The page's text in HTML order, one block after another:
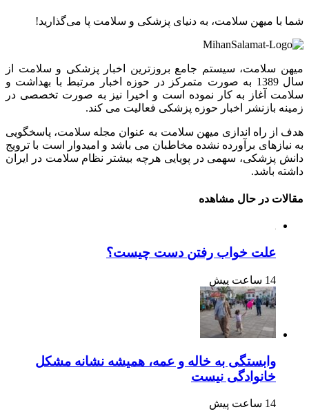
شما با میهن سلامت، به دنیای پزشکی و سلامت پا می‌گذارید!
میهن سلامت، سیستم جامع بروزترین اخبار پزشکی و سلامت از
سال 1389 به صورت متمرکز در حوزه اخبار مرتبط با بهداشت و
سلامت آغاز به کار نموده است و اخیرا نیز به صورت تخصصی در
زمینه بازنشر اخبار حوزه پزشکی فعالیت می کند.
هدف از راه اندازی میهن سلامت به عنوان مجله سلامت، پاسخگویی
به نیازهای برآورده نشده مخاطبان می باشد و امیدوار است با ترویج
دانش پزشکی، سهمی در پویایی هرچه بیشتر نظام سلامت در ایران
داشته باشد.
مقالات در حال مشاهده
علت خواب رفتن دست چیست؟
14 ساعت پیش
وابستگی به خاله و عمه، همیشه نشانه مشکل
خانوادگی نیست
14 ساعت پیش